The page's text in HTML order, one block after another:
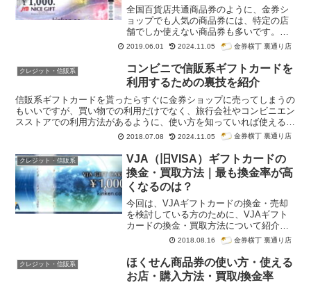
全国百貨店共通商品券のように、金券シ
ョップでも人気の商品券には、特定の店
舗でしか使えない商品券も多いです。そ
の点、クレジットカード会社が発行する
信販系ギフトカードは、様々な店舗で使
えるため、多くの方に人気があります。
今回は、金券ショップでも購入しやす
い、複数の店舗で使える便利なギフトカ
ードをはじめ、ギフトカードについて金
券ショップでの販売価格相場と一緒に紹
介します。
2019.06.01 2024.11.05 金券横丁 裏通り店
クレジット・信販系
コンビニで信販系ギフトカードを
利用するための裏技を紹介
信販系ギフトカードを貰ったらすぐに金券ショップに売ってしまうの
もいいですが、買い物での利用だけでなく、旅行会社やコンビニエン
スストアでの利用方法があるように、使い方を知っていれば使える機
会も増えると思います。今回はコンビニエンスストアでの利用方法に
2018.07.08 2024.11.05 金券横丁 裏通り店
クレジット・信販系
VJA（旧VISA）ギフトカードの
換金・買取方法｜最も換金率が高
くなるのは？
今回は、VJAギフトカードの換金・売却
を検討している方のために、VJAギフト
カードの換金・買取方法について紹介し
ます。金券ショップでの換金率は 94％～
です。最も換金率が高くなるのはど
んな方法になるでしょうか。
2018.08.16 金券横丁 裏通り店
クレジット・信販系
ほくせん商品券の使い方・使える
お店・購入方法・買取/換金率